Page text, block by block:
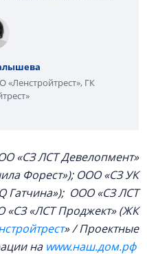
«Ленстройтрест», ГК
«СЗ ЛСТ Девелопмент»
Форест»); ООО «СЗ УК
Гатчина»); ООО «СЗ ЛСТ
«СЗ «ЛСТ Проджект» (ЖК
» / Проектные
на www.наш.дом.рф